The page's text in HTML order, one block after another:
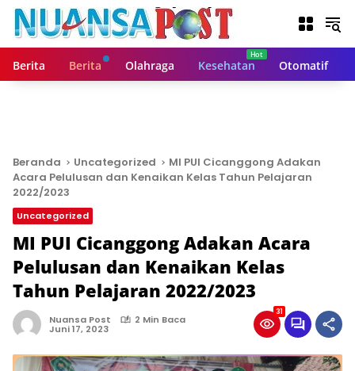
Berita Berita Olahraga Kesehatan Otomatif
Beranda Uncategorized
MI PUI Cicanggong Adakan
Acara Pelulusan dan Kenaikan Kelas Tahun Pelajaran
2022/2023
Uncategorized
MI PUI Cicanggong Adakan Acara
Pelulusan dan Kenaikan Kelas
Tahun Pelajaran 2022/2023
Nuansa Post 2 Min Baca
Juni 17, 2023
31